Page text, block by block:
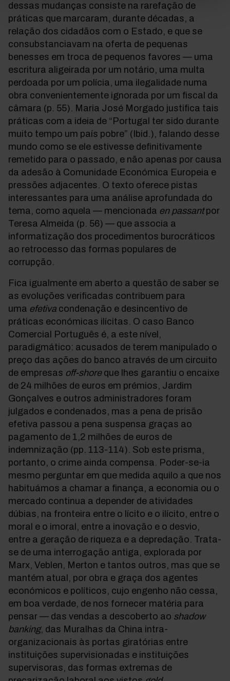
dessas mudanças consiste na rarefação de
práticas que marcaram, durante décadas, a
relação dos cidadãos com o Estado, e que se
consubstanciavam na oferta de pequenas
benesses em troca de pequenos favores — uma
escritura aligeirada por um notário, uma multa
perdoada por um polícia, uma ilegalidade numa
obra convenientemente ignorada por um fiscal da
câmara (p. 55). Maria José Morgado justifica tais
práticas com a ideia de “Portugal ter sido durante
muito tempo um país pobre” (Ibid.), falando desse
mundo como se ele estivesse definitivamente
remetido para o passado, e não apenas por causa
da adesão à Comunidade Económica Europeia e
pressões adjacentes. O texto oferece pistas
interessantes para uma análise aprofundada do
tema, como aquela — mencionada en passantpor
Teresa Almeida (p. 56) — que associa a
informatização dos procedimentos burocráticos
ao retrocesso das formas populares de
corrupção.
Fica igualmente em aberto a questão de saber se
as evoluções verificadas contribuem para
uma efetiva condenação e desincentivo de
práticas económicas ilícitas. O caso Banco
Comercial Português é, a este nível,
paradigmático: acusados de terem manipulado o
preço das ações do banco através de um circuito
de empresas off-shoreque lhes garantiu o encaixe
de 24 milhões de euros em prémios, Jardim
Gonçalves e outros administradores foram
julgados e condenados, mas a pena de prisão
efetiva passou a pena suspensa graças ao
pagamento de 1,2 milhões de euros de
indemnização (pp. 113-114). Sob este prisma,
portanto, o crime ainda compensa. Poder-se-ia
mesmo perguntar em que medida aquilo a que nos
habituámos a chamar a finança, a economia ou o
mercado continua a depender de atividades
dúbias, na fronteira entre o lícito e o ilícito, entre o
moral e o imoral, entre a inovação e o desvio,
entre a geração de riqueza e a depredação. Trata-
se de uma interrogação antiga, explorada por
Marx, Veblen, Merton e tantos outros, mas que se
mantém atual, por obra e graça dos agentes
económicos e políticos, cujo engenho não cessa,
em boa verdade, de nos fornecer matéria para
pensar — das vendas a descoberto ao shadow
banking, das Muralhas da China intra-
organizacionais às portas giratórias entre
instituições supervisionadas e instituições
supervisoras, das formas extremas de